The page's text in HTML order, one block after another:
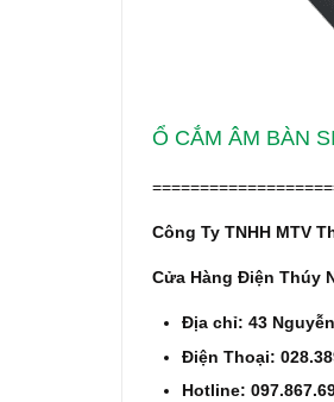
Ổ CẮM ÂM BÀN
Công Ty TNHH MTV
Cửa Hàng Điện Thúy
Địa chỉ: 43
Điện Thoại:
Hotline: